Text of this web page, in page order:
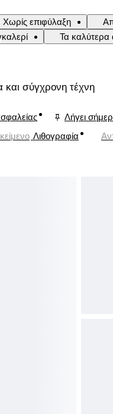
Χωρίς επιφύλαξη
Τα καλύτερα
και σύγχρονη τέχνη
Λήγει
Λιθογραφία